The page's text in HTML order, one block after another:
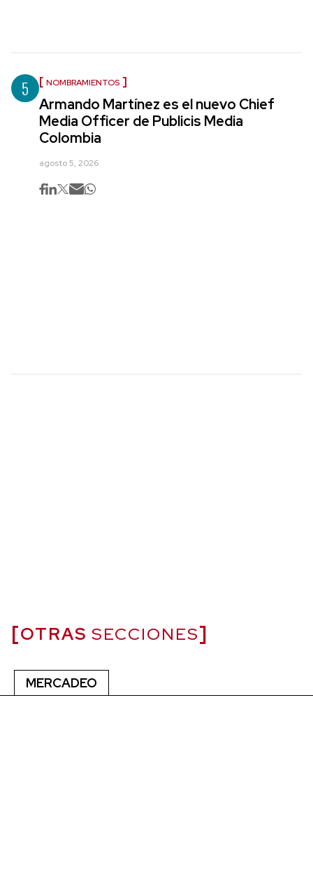
5 NOMBRAMIENTOS
Armando Martínez es el nuevo Chief
Media Officer de Publicis Media
Colombia
agosto 5, 2026
OTRAS SECCIONES
MERCADEO